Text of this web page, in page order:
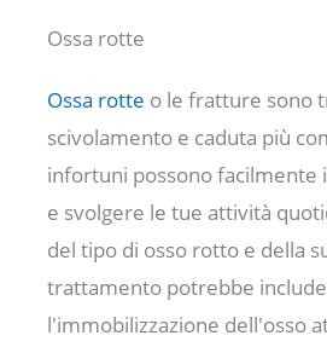
Ossa rotte
Ossa rotte o le fratture sono
scivolamento e caduta più
infortuni possono facilmente
e svolgere le tue attività
del tipo di osso rotto e della
trattamento potrebbe
l'immobilizzazione dell'osso